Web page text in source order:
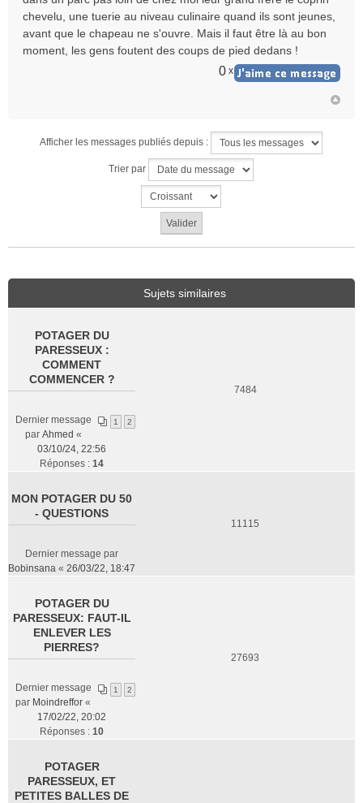
chevelu, une tuerie au niveau culinaire quand ils sont jeunes,
avant que le chapeau ne s'ouvre. Mais il faut être là au bon
moment, les gens foutent des coups de pied dedans !
0 x
Afficher les messages publiés depuis :
Trier par
Sujets similaires
POTAGER DU
PARESSEUX :
COMMENT
COMMENCER ?
1 2
Dernier message
par Ahmed «
03/10/24, 22:56
Réponses : 14
7484
MON POTAGER DU 50
- QUESTIONS
Dernier message par
Bobinsana « 26/03/22, 18:47
11115
POTAGER DU
PARESSEUX: FAUT-IL
ENLEVER LES
PIERRES?
1 2
Dernier message
par Moindreffor «
17/02/22, 20:02
Réponses : 10
27693
POTAGER
PARESSEUX, ET
PETITES BALLES DE